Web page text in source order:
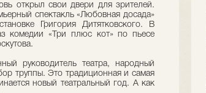
открыл свои двери для зрителей.
спектакль «Любовная досада»
Григория Дитятковского. В
комедии «Три плюс кот» по пьесе
руководитель театра, народный
труппы. Это традиционная и самая
новый театральный год. А как